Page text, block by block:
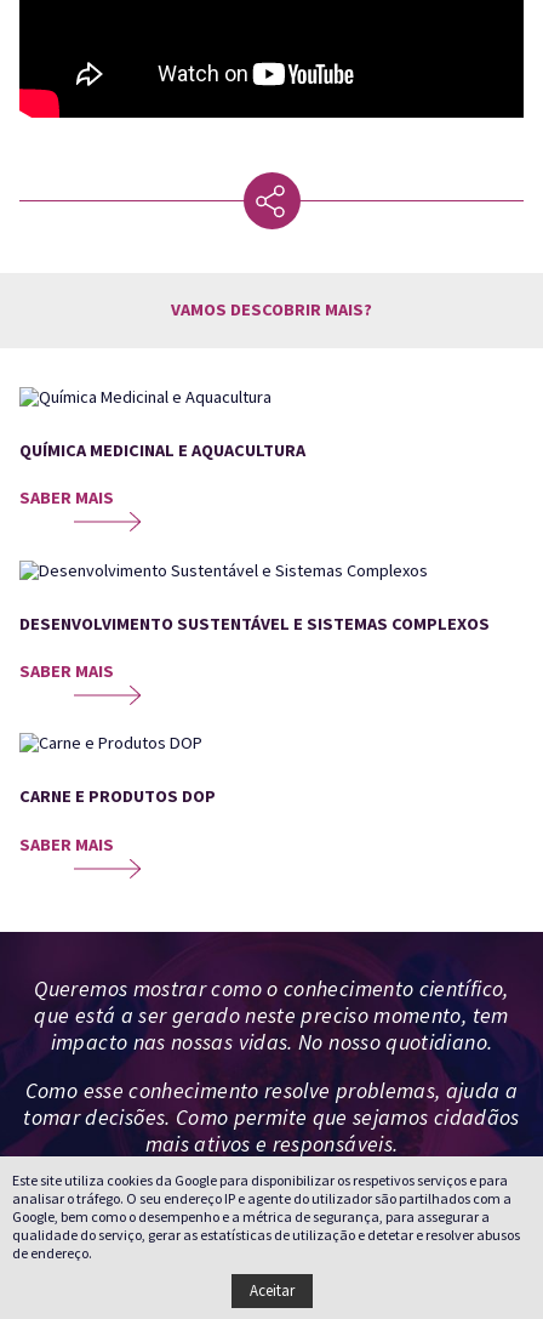
VAMOS DESCOBRIR MAIS?
QUÍMICA MEDICINAL E AQUACULTURA
SABER MAIS
DESENVOLVIMENTO SUSTENTÁVEL E SISTEMAS COMPLEXOS
SABER MAIS
CARNE E PRODUTOS DOP
SABER MAIS
Queremos mostrar como o conhecimento científico,
que está a ser gerado neste preciso momento, tem
impacto nas nossas vidas. No nosso quotidiano.
Como esse conhecimento resolve problemas, ajuda a
tomar decisões. Como permite que sejamos cidadãos
mais ativos e responsáveis.
Este site utiliza cookies da Google para disponibilizar os respetivos serviços e para
analisar o tráfego. O seu endereço IP e agente do utilizador são partilhados com a
Google, bem como o desempenho e a métrica de segurança, para assegurar a
qualidade do serviço, gerar as estatísticas de utilização e detetar e resolver abusos
de endereço.
Aceitar